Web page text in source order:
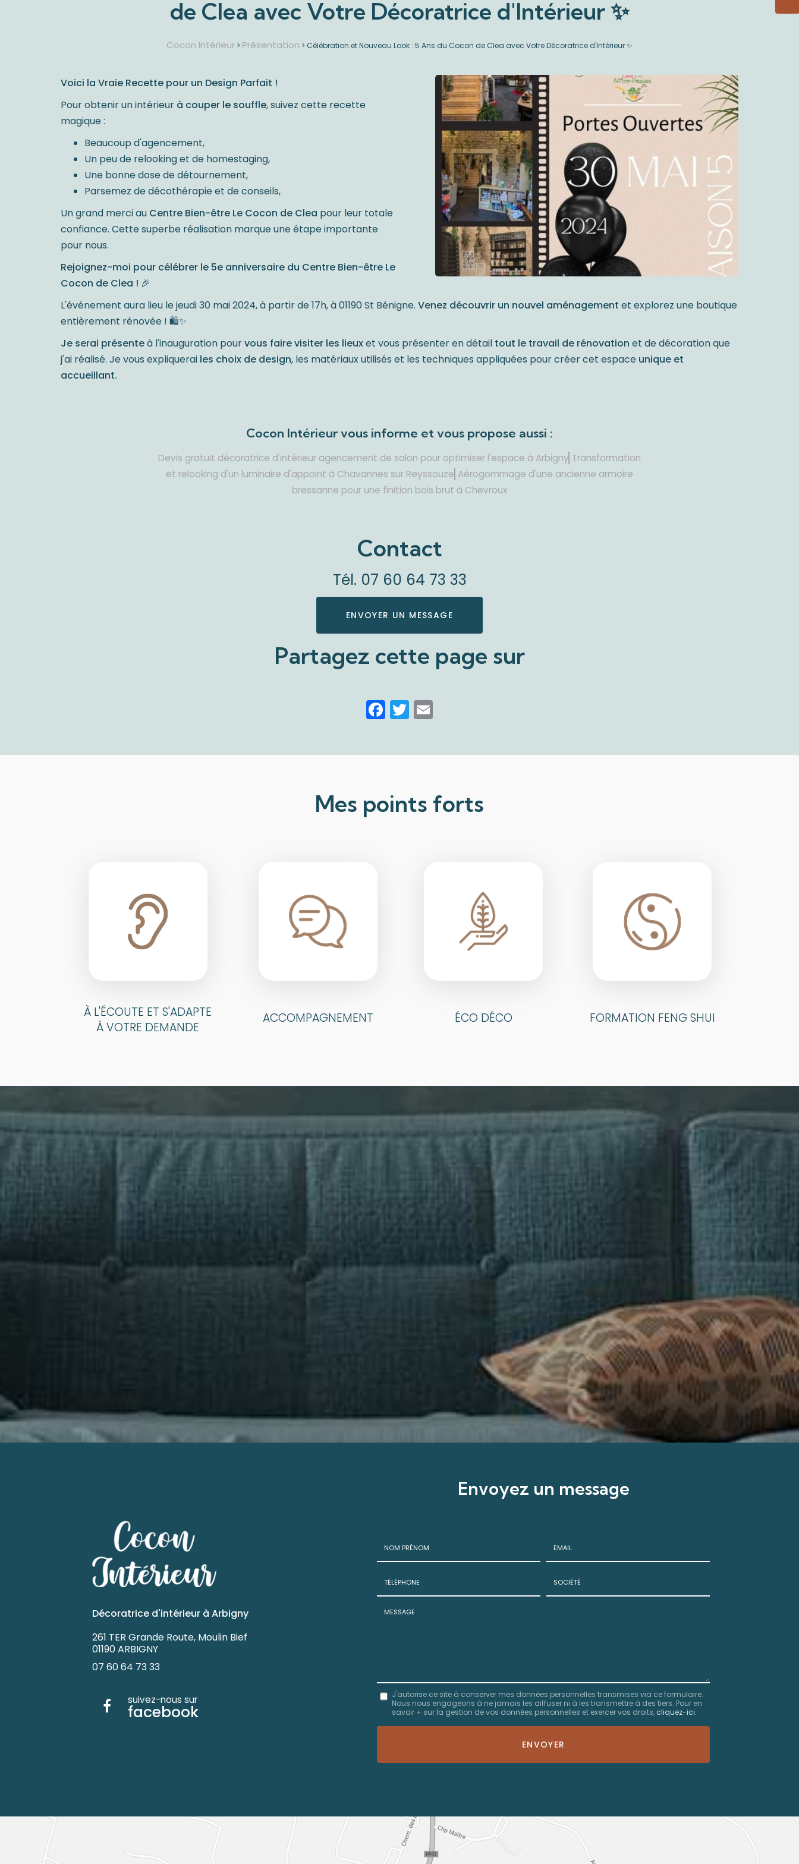
de Clea avec Votre Décoratrice d'Intérieur ✨
Cocon Intérieur > Présentation > Célébration et Nouveau Look : 5 Ans du Cocon de Clea avec Votre Décoratrice d'Intérieur ✨
Voici la Vraie Recette pour un Design Parfait !
Pour obtenir un intérieur à couper le souffle, suivez cette recette
magique :
Beaucoup d'agencement,
Un peu de relooking et de homestaging,
Une bonne dose de détournement,
Parsemez de décothérapie et de conseils,
Un grand merci au Centre Bien-être Le Cocon de Clea pour leur totale
confiance. Cette superbe réalisation marque une étape importante
pour nous.
Rejoignez-moi pour célébrer le 5e anniversaire du Centre Bien-être Le
Cocon de Clea ! 🎉
L'événement aura lieu le jeudi 30 mai 2024, à partir de 17h, à 01190 St Bénigne. Venez découvrir un nouvel aménagement et explorez une boutique
entièrement rénovée ! 🛍️✨
Je serai présenteà l'inauguration pourvous faire visiter les lieuxet vous présenter en détail tout le travail de rénovation et de décoration que
j'ai réalisé. Je vous expliquerai les choix de design, les matériaux utilisés et les techniques appliquées pour créer cet espace unique et
accueillant.
Cocon Intérieur vous informe et vous propose aussi :
Devis gratuit décoratrice d'intérieur agencement de salon pour optimiser l'espace à Arbigny Transformation
et relooking d'un luminaire d'appoint à Chavannes sur Reyssouze Aérogommage d'une ancienne armoire
bressanne pour une finition bois brut à Chevroux
Contact
Tél. 07 60 64 73 33
ENVOYER UN MESSAGE
Partagez cette page sur
Facebook
Twitter
Mes points forts
À L'ÉCOUTE ET S'ADAPTE
À VOTRE DEMANDE
ACCOMPAGNEMENT ÉCO DÉCO FORMATION FENG SHUI
Décoratrice d'intérieur à Arbigny
261 TER Grande Route, Moulin Bief
01190 ARBIGNY
07 60 64 73 33
suivez-nous sur
facebook
Envoyez un message
Message
*
J'autorise ce site à conserver mes données personnelles transmises via ce formulaire.
Nous nous engageons à ne jamais les diffuser ni à les transmettre à des tiers. Pour en
savoir + sur la gestion de vos données personnelles et exercer vos droits, cliquez-ici.
Acceptation
*
ENVOYER